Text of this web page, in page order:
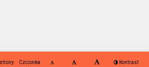
Czcionka Kontrast